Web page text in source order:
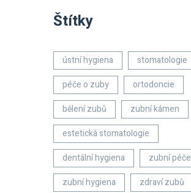
Štítky
ústní hygiena
stomatologie
péče o zuby
ortodoncie
bělení zubů
zubní kámen
estetická stomatologie
dentální hygiena
zubní péče
zubní hygiena
zdraví zubů